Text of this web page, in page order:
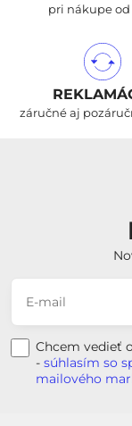
pri nákupe od
záručné aj
Chcem vedieť
- súhlasím so
mailového